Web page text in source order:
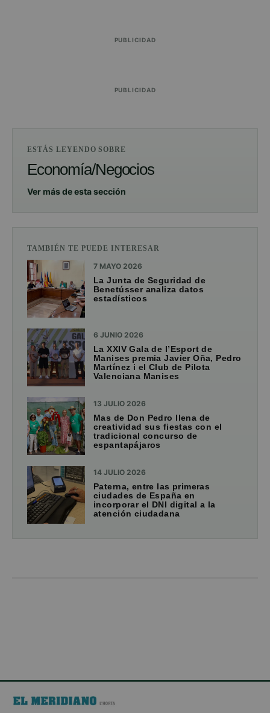
PUBLICIDAD
PUBLICIDAD
ESTÁS LEYENDO SOBRE
Economía/Negocios
Ver más de esta sección
TAMBIÉN TE PUEDE INTERESAR
7 MAYO 2026
La Junta de Seguridad de
Benetússer analiza datos
estadísticos
6 JUNIO 2026
La XXIV Gala de l’Esport de
Manises premia Javier Oña, Pedro
Martínez i el Club de Pilota
Valenciana Manises
13 JULIO 2026
Mas de Don Pedro llena de
creatividad sus fiestas con el
tradicional concurso de
espantapájaros
14 JULIO 2026
Paterna, entre las primeras
ciudades de España en
incorporar el DNI digital a la
atención ciudadana